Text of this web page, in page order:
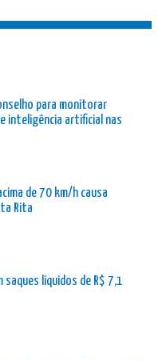
para monitorar
inteligência artificial nas
de 70 km/h causa
Rita
saques líquidos de R$ 7,1